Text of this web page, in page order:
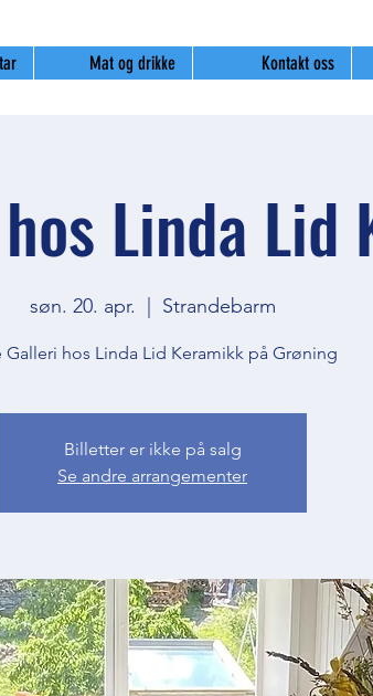
Kontakt oss
Mat og drikke
Linda Lid
søn. 20. apr. Strandebarm
Galleri hos Linda Lid Keramikk på Grøning
Billetter er ikke på salg
Se andre arrangementer